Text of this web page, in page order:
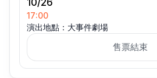
17:00
演出地點：大事件劇場
售票結束